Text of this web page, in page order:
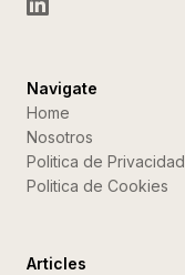
Navigate
Home
Nosotros
Politica de Privacidad
Politica de Cookies
Articles